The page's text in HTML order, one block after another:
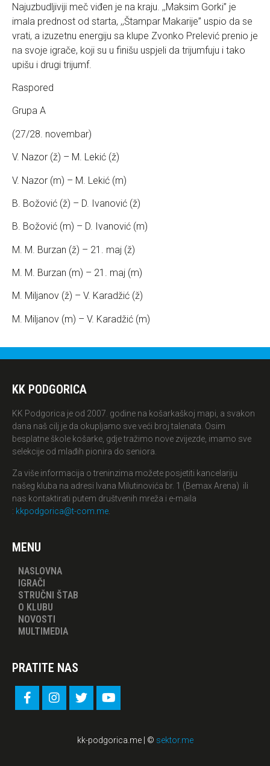
Najuzbudljiviji meč viđen je na kraju. ,,Maksim Gorki” je
imala prednost od starta, ,,Štampar Makarije” uspio da se
vrati, a izuzetnu energiju sa klupe Zvonko Prelević prenio je
na svoje igrače, koji su u finišu uspjeli da trijumfuju i tako
upišu i drugi trijumf.
Raspored
Grupa A
(27/28. novembar)
V. Nazor (ž) – M. Lekić (ž)
V. Nazor (m) – M. Lekić (m)
B. Božović (ž) – D. Ivanović (ž)
B. Božović (m) – D. Ivanović (m)
M. M. Burzan (ž) – 21. maj (ž)
M. M. Burzan (m) – 21. maj (m)
M. Miljanov (ž) – V. Karadžić (ž)
M. Miljanov (m) – V. Karadžić (m)
KK PODGORICA
KK Podgorica je od 2007. godine na košarkaškoj mapi, a svakon
dana naš cilj je da okupljamo sve veći broj talenata. Osim
besplatne škole košarke, gdje tražimo nove zvijezde, imamo sve
selekcije od mlađih pionira do seniora.
Za više informacija o treninzima možete posjetiti kancelariju
našeg kluba na adresi Ivana Milutinovića br. 1 (Bemax Arena) ili
nas kontaktirati putem društvenih mreža i e-maila
: kkpodgorica@t-com.me
MENU
NASLOVNA
IGRAČI
STRUČNI ŠTAB
O KLUBU
NOVOSTI
MULTIMEDIA
PRATITE NAS
kk-podgorica.me | © sektor.me